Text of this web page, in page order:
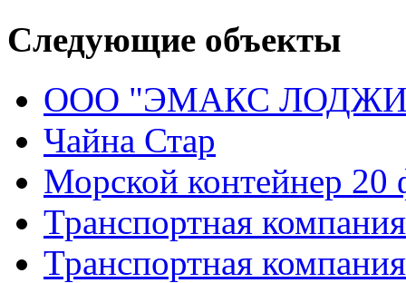
Следующие объекты
ООО "ЭМАКС
Чайна Стар
Морской контейнер 20
Транспортная
Транспортная